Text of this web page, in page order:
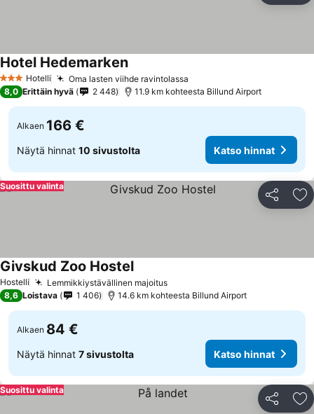
3 Tähtiluokitus
Hotelli Oma lasten viihde ravintolassa
Hotel Hedemarken
8,0 Erittäin hyvä 2 448 11.9 km kohteesta Billund Airport
Alkaen 166 €
Näytä hinnat 10 sivustolta Katso hinnat
Jaa
Suosittu valinta
Hostelli Lemmikkiystävällinen majoitus
Givskud Zoo Hostel
8,6 Loistava 1 406 14.6 km kohteesta Billund Airport
Alkaen 84 €
Näytä hinnat 7 sivustolta Katso hinnat
Jaa
Suosittu valinta